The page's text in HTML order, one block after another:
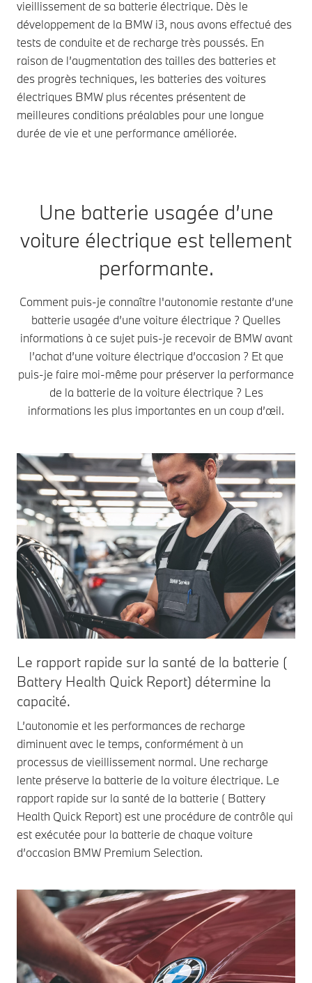
vieillissement de sa batterie électrique. Dès le
développement de la BMW i3, nous avons effectué des
tests de conduite et de recharge très poussés. En
raison de l’augmentation des tailles des batteries et
des progrès techniques, les batteries des voitures
électriques BMW plus récentes présentent de
meilleures conditions préalables pour une longue
durée de vie et une performance améliorée.
Une batterie usagée d’une
voiture électrique est tellement
performante.
Comment puis-je connaître l'autonomie restante d’une
batterie usagée d’une voiture électrique ? Quelles
informations à ce sujet puis-je recevoir de BMW avant
l’achat d’une voiture électrique d’occasion ? Et que
puis-je faire moi-même pour préserver la performance
de la batterie de la voiture électrique ? Les
informations les plus importantes en un coup d’œil.
Le rapport rapide sur la santé de la batterie (
Battery Health Quick Report) détermine la
capacité.
L’autonomie et les performances de recharge
diminuent avec le temps, conformément à un
processus de vieillissement normal. Une recharge
lente préserve la batterie de la voiture électrique. Le
rapport rapide sur la santé de la batterie ( Battery
Health Quick Report) est une procédure de contrôle qui
est exécutée pour la batterie de chaque voiture
d’occasion BMW Premium Selection.